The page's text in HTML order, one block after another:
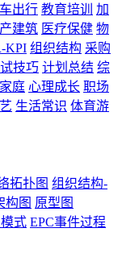
出行 教育培训
加
建筑 医疗保健 物
KPI 组织结构 采购
技巧 计划总结 综
庭 心理成长 职场
生活常识 体育游
拓扑图 组织结构-
构图 原型图
式 EPC事件过程